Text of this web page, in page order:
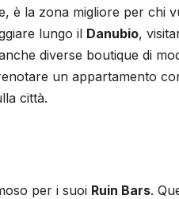
è la zona migliore per chi
lungo il Danubio,
diverse boutique di
un appartamento
città.
per i suoi Ruin Bars.